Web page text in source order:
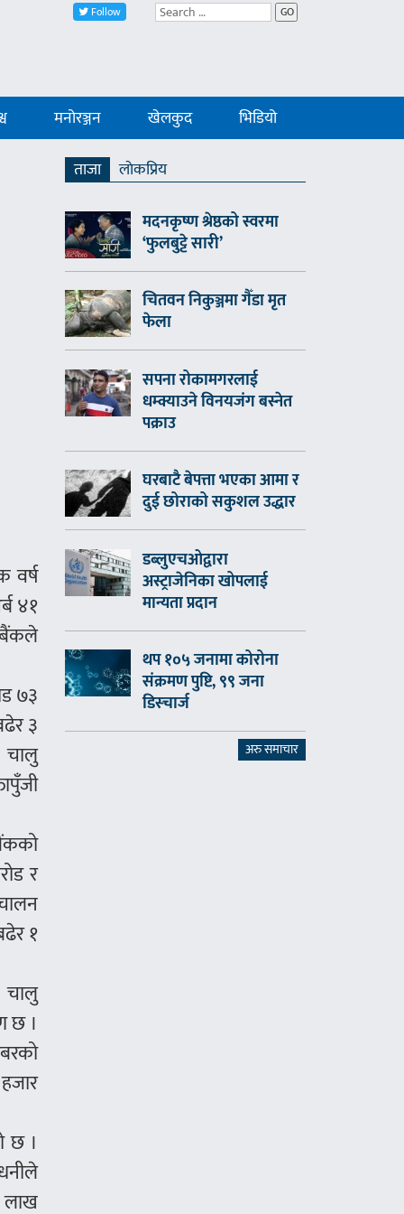
Follow GO
मनोरञ्जन खेलकुद भिडियो
वर्ष
४१
बैंकले
७३
३
चालु
र
१
चालु
छ ।
छ ।
लाख
ताजा
लाेकप्रिय
मदनकृष्ण श्रेष्ठको स्वरमा
‘फुलबुट्टे सारी’
चितवन निकुञ्जमा गैँडा मृत
फेला
सपना रोकामगरलाई
धम्क्याउने विनयजंग बस्नेत
पक्राउ
घरबाटै बेपत्ता भएका आमा र
दुई छोराको सकुशल उद्धार
डब्लुएचओद्वारा
अस्ट्राजेनिका खोपलाई
मान्यता प्रदान
थप १०५ जनामा कोरोना
संक्रमण पुष्टि, ९९ जना
डिस्चार्ज
अरु समाचार